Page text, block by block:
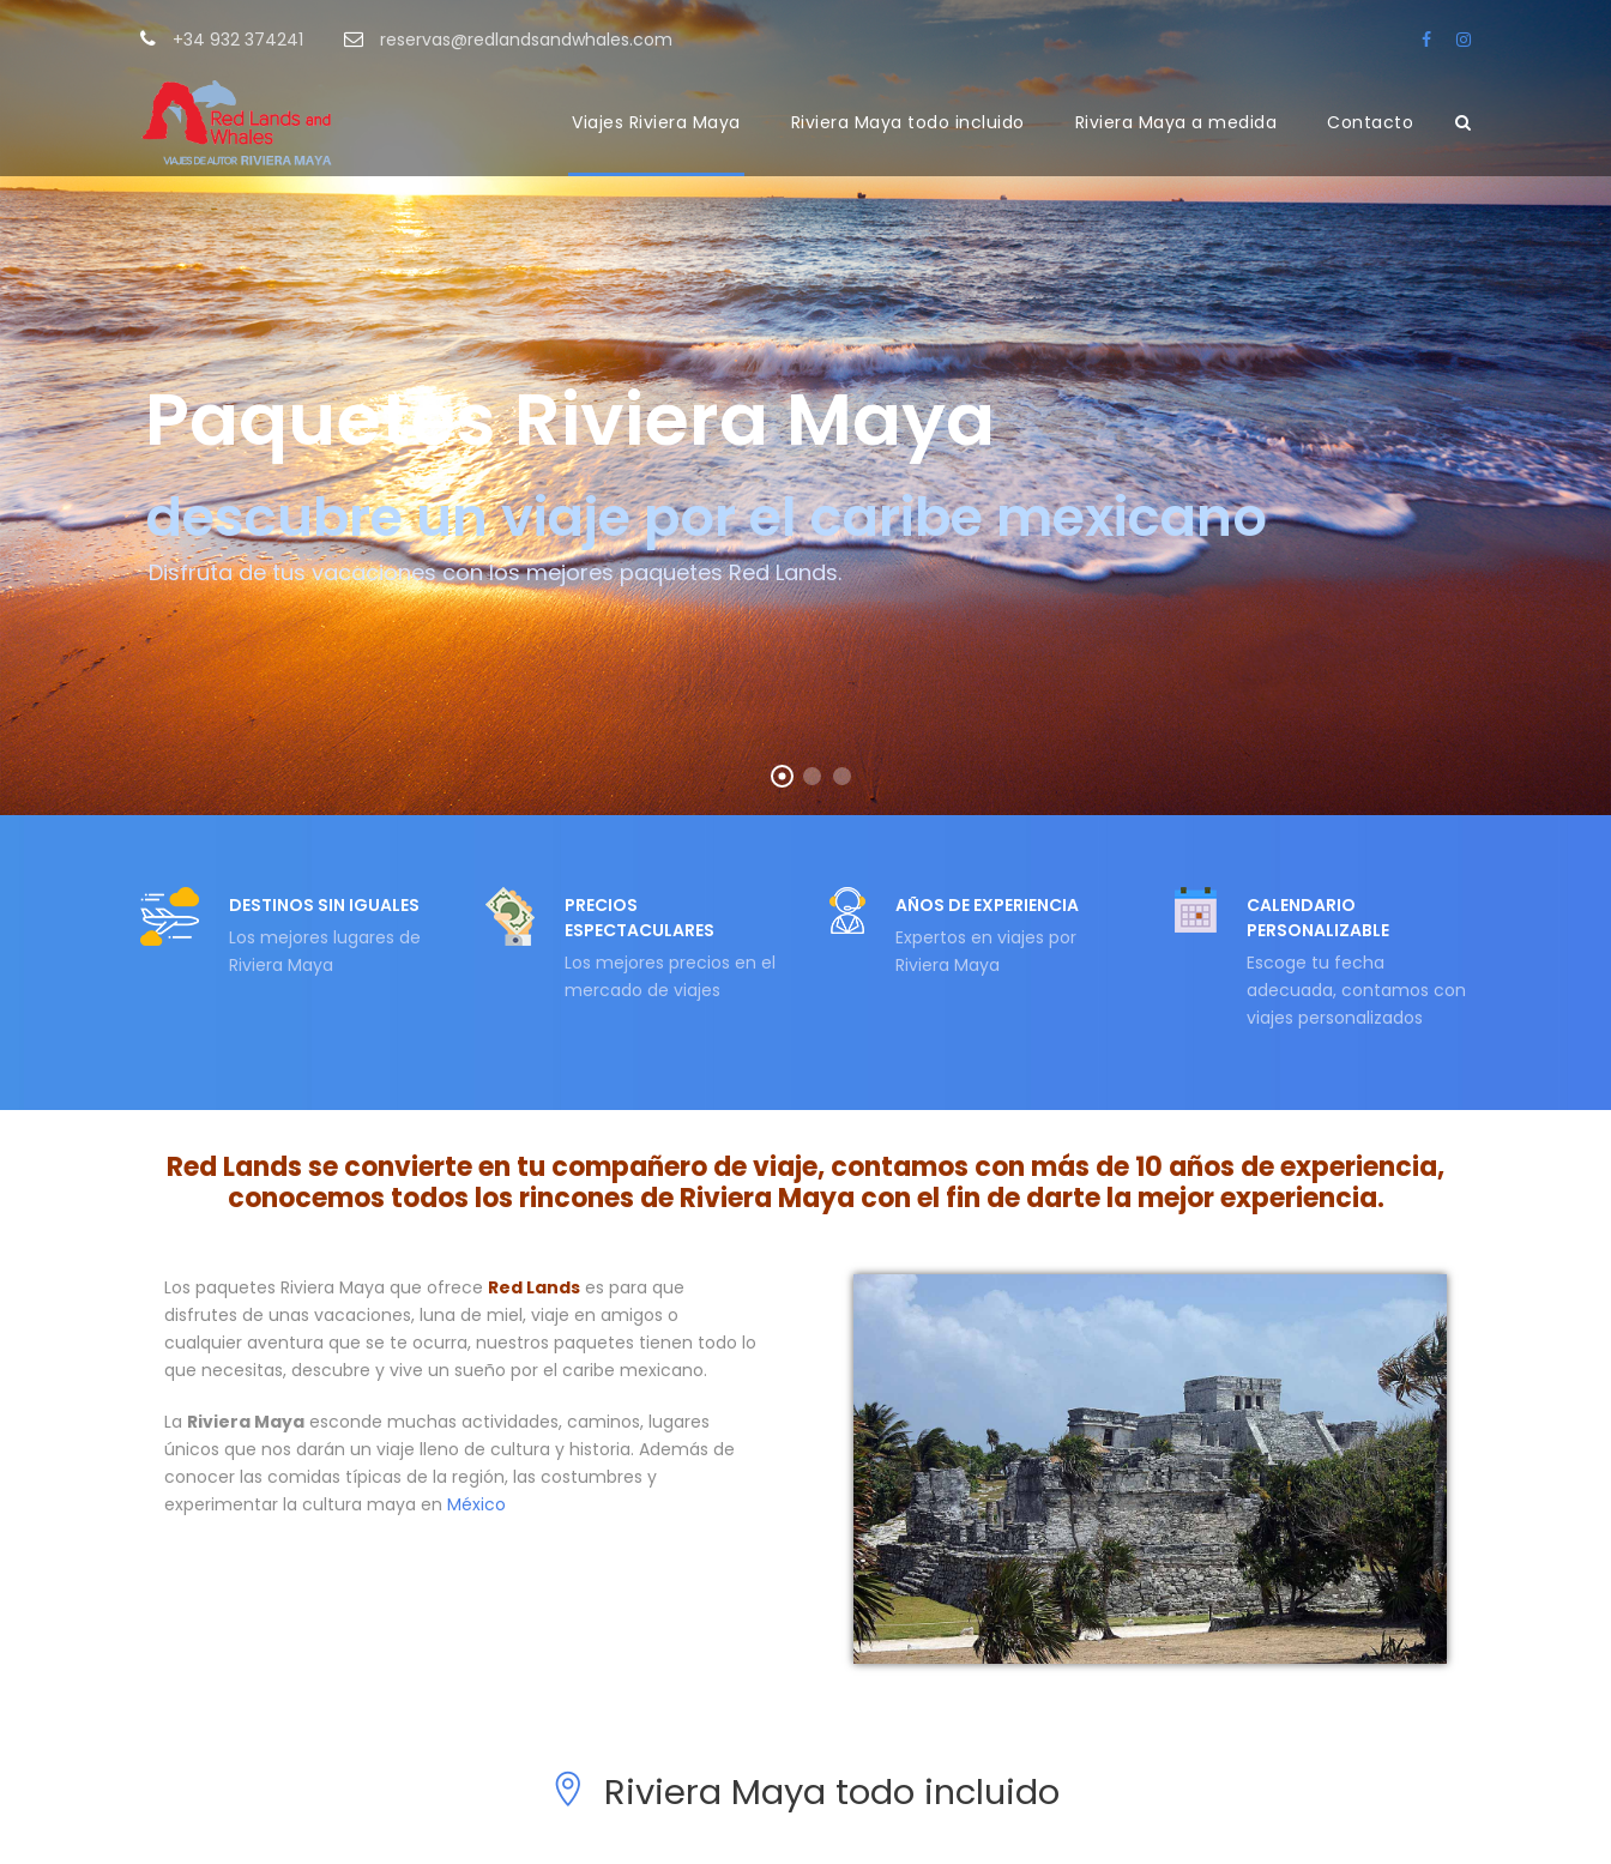
+34 932 374241 reservas@redlandsandwhales.com
Viajes Riviera Maya Riviera Maya todo incluido Riviera Maya a medida Contacto
Paquetes Riviera Maya
descubre un viaje por el caribe mexicano
Disfruta de tus vacaciones con los mejores paquetes Red Lands.
DESTINOS SIN IGUALES
Los mejores lugares de
Riviera Maya
PRECIOS
ESPECTACULARES
Los mejores precios en el
mercado de viajes
AÑOS DE EXPERIENCIA
Expertos en viajes por
Riviera Maya
CALENDARIO
PERSONALIZABLE
Escoge tu fecha
adecuada, contamos con
viajes personalizados
Red Lands se convierte en tu compañero de viaje, contamos con más de 10 años de experiencia,
conocemos todos los rincones de Riviera Maya con el fin de darte la mejor experiencia.
Los paquetes Riviera Maya que ofrece Red Lands es para que
disfrutes de unas vacaciones, luna de miel, viaje en amigos o
cualquier aventura que se te ocurra, nuestros paquetes tienen todo lo
que necesitas, descubre y vive un sueño por el caribe mexicano.
La Riviera Maya esconde muchas actividades, caminos, lugares
únicos que nos darán un viaje lleno de cultura y historia. Además de
conocer las comidas típicas de la región, las costumbres y
experimentar la cultura maya en México
Riviera Maya todo incluido